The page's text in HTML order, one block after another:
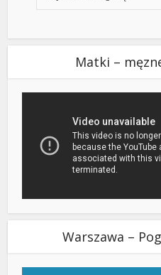
Matki –
Warszawa –